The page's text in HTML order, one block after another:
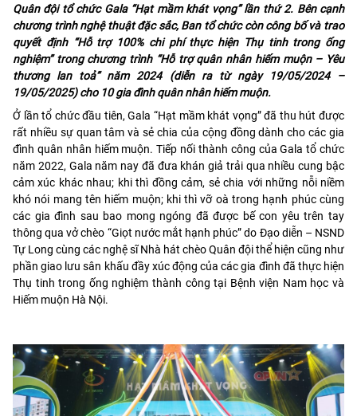
Quân đội tổ chức Gala “Hạt mầm khát vọng” lần thứ 2. Bên cạnh
chương trình nghệ thuật đặc sắc, Ban tổ chức còn công bố và trao
quyết định “Hỗ trợ 100% chi phí thực hiện Thụ tinh trong ống
nghiệm” trong chương trình “Hỗ trợ quân nhân hiếm muộn – Yêu
thương lan toả” năm 2024 (diễn ra từ ngày 19/05/2024 –
19/05/2025) cho 10 gia đình quân nhân hiếm muộn.
Ở lần tổ chức đầu tiên, Gala “Hạt mầm khát vọng” đã thu hút được
rất nhiều sự quan tâm và sẻ chia của cộng đồng dành cho các gia
đình quân nhân hiếm muộn. Tiếp nối thành công của Gala tổ chức
năm 2022, Gala năm nay đã đưa khán giả trải qua nhiều cung bậc
cảm xúc khác nhau; khi thì đồng cảm, sẻ chia với những nỗi niềm
khó nói mang tên hiếm muộn; khi thì vỡ oà trong hạnh phúc cùng
các gia đình sau bao mong ngóng đã được bế con yêu trên tay
thông qua vở chèo “Giọt nước mắt hạnh phúc” do Đạo diễn – NSND
Tự Long cùng các nghệ sĩ Nhà hát chèo Quân đội thể hiện cũng như
phần giao lưu sân khấu đầy xúc động của các gia đình đã thực hiện
Thụ tinh trong ống nghiệm thành công tại Bệnh viện Nam học và
Hiếm muộn Hà Nội.